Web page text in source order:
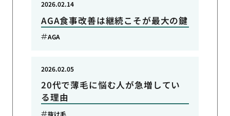
AGA食事改善は継続こそが最大の鍵
2026.02.14
AGA
20代で薄毛に悩む人が急増してい
る理由
2026.02.05
抜け毛